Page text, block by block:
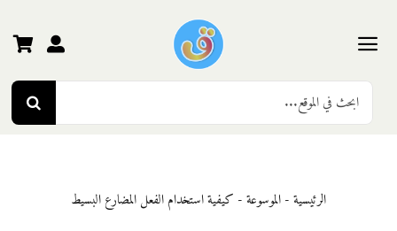
content
Toggle
Navigation
الرئيسية
Search
for:
الرئيسية-الموسوعة- كيفية استخدام الفعل المضارع البسيط